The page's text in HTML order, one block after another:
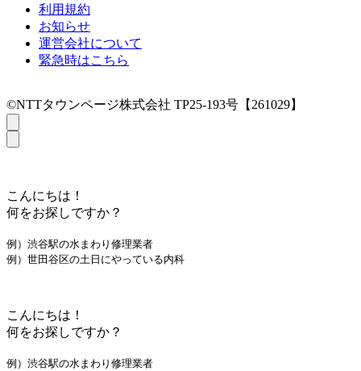
利用規約
お知らせ
運営会社について
緊急時はこちら
©NTTタウンページ株式会社 TP25-193号【261029】
こんにちは！
何をお探しですか？
例）渋谷駅の水まわり修理業者
例）世田谷区の土日にやっている内科
こんにちは！
何をお探しですか？
例）渋谷駅の水まわり修理業者